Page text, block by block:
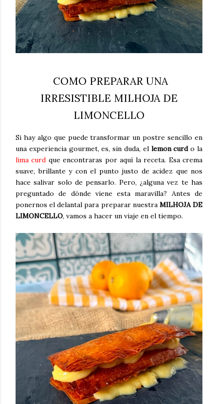
COMO PREPARAR UNA
IRRESISTIBLE MILHOJA DE
LIMONCELLO
Si hay algo que puede transformar un postre sencillo en
una experiencia gourmet, es, sin duda, el lemon curdo la
lima curd que encontraras por aquí la receta. Esa crema
suave, brillante y con el punto justo de acidez que nos
hace salivar solo de pensarlo. Pero, ¿alguna vez te has
preguntado de dónde viene esta maravilla? Antes de
ponernos el delantal para preparar nuestra MILHOJA DE
LIMONCELLO, vamos a hacer un viaje en el tiempo.